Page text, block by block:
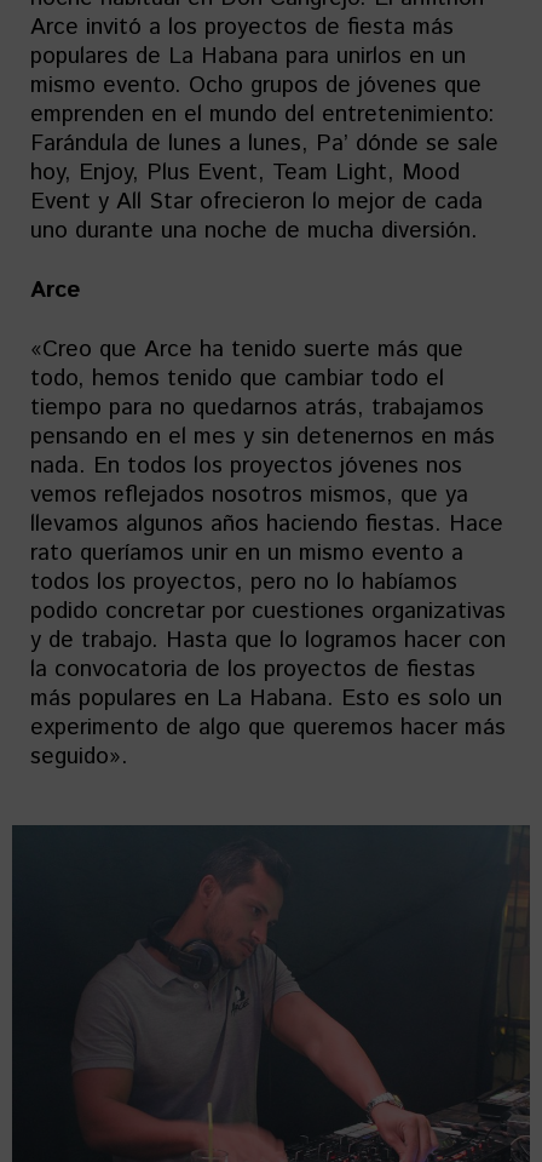
Arce invitó a los proyectos de fiesta más
populares de La Habana para unirlos en un
mismo evento. Ocho grupos de jóvenes que
emprenden en el mundo del entretenimiento:
Farándula de lunes a lunes, Pa’ dónde se sale
hoy, Enjoy, Plus Event, Team Light, Mood
Event y All Star ofrecieron lo mejor de cada
uno durante una noche de mucha diversión.
Arce
«Creo que Arce ha tenido suerte más que
todo, hemos tenido que cambiar todo el
tiempo para no quedarnos atrás, trabajamos
pensando en el mes y sin detenernos en más
nada. En todos los proyectos jóvenes nos
vemos reflejados nosotros mismos, que ya
llevamos algunos años haciendo fiestas. Hace
rato queríamos unir en un mismo evento a
todos los proyectos, pero no lo habíamos
podido concretar por cuestiones organizativas
y de trabajo. Hasta que lo logramos hacer con
la convocatoria de los proyectos de fiestas
más populares en La Habana. Esto es solo un
experimento de algo que queremos hacer más
seguido».